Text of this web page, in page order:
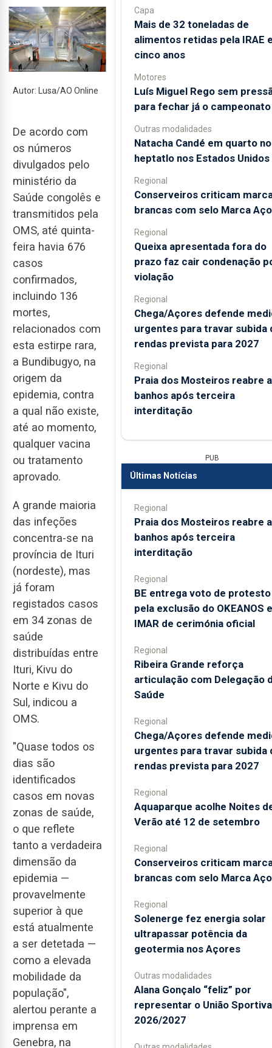
Autor: Lusa/AO Online
De acordo com
os números
divulgados pelo
ministério da
Saúde congolês e
transmitidos pela
OMS, até quinta-
feira havia 676
casos
confirmados,
incluindo 136
mortes,
relacionados com
esta estirpe rara,
a Bundibugyo, na
origem da
epidemia, contra
a qual não existe,
até ao momento,
qualquer vacina
ou tratamento
aprovado.
A grande maioria
das infeções
concentra-se na
província de Ituri
(nordeste), mas
já foram
registados casos
em 34 zonas de
saúde
distribuídas entre
Ituri, Kivu do
Norte e Kivu do
Sul, indicou a
OMS.
"Quase todos os
dias são
identificados
casos em novas
zonas de saúde,
o que reflete
tanto a verdadeira
dimensão da
epidemia —
provavelmente
superior à que
está atualmente
a ser detetada —
como a elevada
mobilidade da
população",
alertou perante a
imprensa em
Genebra, na
Capa
Mais de 32 toneladas de
alimentos retidas pela IRAE
cinco anos
Motores
Luís Miguel Rego sem
para fechar já o campeonato
Outras modalidades
Natacha Candé em quarto no
heptatlo nos Estados Unidos
Regional
Conserveiros criticam
brancas com selo Marca
Regional
Queixa apresentada fora do
prazo faz cair condenação
violação
Regional
Chega/Açores defende
urgentes para travar subida
rendas prevista para 2027
Regional
Praia dos Mosteiros reabre a
banhos após terceira
interditação
PUB
Últimas Notícias
Regional
Praia dos Mosteiros reabre a
banhos após terceira
interditação
Regional
BE entrega voto de protesto
pela exclusão do OKEANOS e
IMAR de cerimónia oficial
Regional
Ribeira Grande reforça
articulação com Delegação
Saúde
Regional
Chega/Açores defende
urgentes para travar subida
rendas prevista para 2027
Regional
Aquaparque acolhe Noites
Verão até 12 de setembro
Regional
Conserveiros criticam
brancas com selo Marca
Regional
Solenerge fez energia solar
ultrapassar potência da
geotermia nos Açores
Outras modalidades
Alana Gonçalo “feliz” por
representar o União
2026/2027